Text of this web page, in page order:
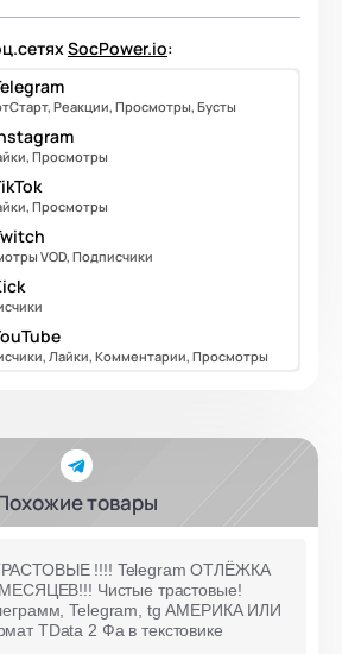
SocPower.io:
Реакции, Просмотры, Бусты
Просмотры
Просмотры
VOD, Подписчики
Лайки, Комментарии, Просмотры
товары
!!!! Telegram ОТЛЁЖКА
Чистые трастовые!
Telegram, tg АМЕРИКА ИЛИ
TData 2 Фа в текстовике